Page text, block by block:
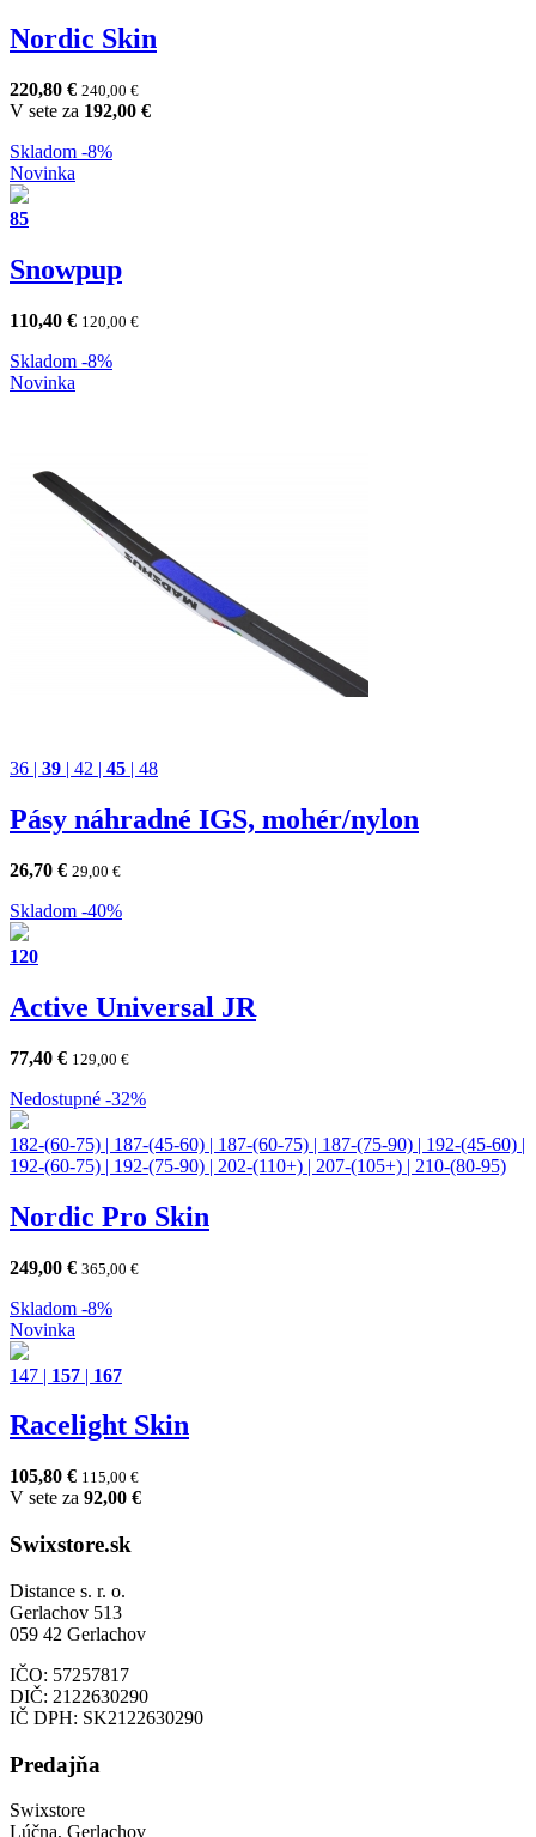
Nordic Skin
220,80 € 240,00 €
V sete za 192,00 €
Skladom -8%
Novinka
85
Snowpup
110,40 € 120,00 €
Skladom -8%
Novinka
36 | 39 | 42 | 45 | 48
Pásy náhradné IGS, mohér/nylon
26,70 € 29,00 €
Skladom -40%
120
Active Universal JR
77,40 € 129,00 €
Nedostupné -32%
182-(60-75) | 187-(45-60) | 187-(60-75) | 187-(75-90) | 192-(45-60) |
192-(60-75) | 192-(75-90) | 202-(110+) | 207-(105+) | 210-(80-95)
Nordic Pro Skin
249,00 € 365,00 €
Skladom -8%
Novinka
147 | 157 | 167
Racelight Skin
105,80 € 115,00 €
V sete za 92,00 €
Swixstore.sk
Distance s. r. o.
Gerlachov 513
059 42 Gerlachov
IČO: 57257817
DIČ: 2122630290
IČ DPH: SK2122630290
Predajňa
Swixstore
Lúčna, Gerlachov